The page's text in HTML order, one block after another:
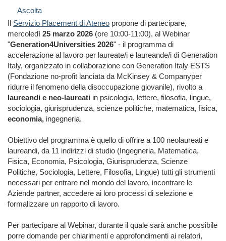
Ascolta
Il Servizio Placement di Ateneo propone di partecipare,
mercoledì 25 marzo 2026 (ore 10:00-11:00), al Webinar
"Generation4Universities 2026" - il programma di
accelerazione al lavoro per laureate/i e laureande/i di Generation
Italy, organizzato in collaborazione con Generation Italy ESTS
(Fondazione no-profit lanciata da McKinsey & Companyper
ridurre il fenomeno della disoccupazione giovanile), rivolto a
laureandi e neo-laureati in psicologia, lettere, filosofia, lingue,
sociologia, giurisprudenza, scienze politiche, matematica, fisica,
economia, ingegneria.
Obiettivo del programma è quello di offrire a 100 neolaureati e
laureandi, da 11 indirizzi di studio (Ingegneria, Matematica,
Fisica, Economia, Psicologia, Giurisprudenza, Scienze
Politiche, Sociologia, Lettere, Filosofia, Lingue) tutti gli strumenti
necessari per entrare nel mondo del lavoro, incontrare le
Aziende partner, accedere ai loro processi di selezione e
formalizzare un rapporto di lavoro.
Per partecipare al Webinar, durante il quale sarà anche possibile
porre domande per chiarimenti e approfondimenti ai relatori,